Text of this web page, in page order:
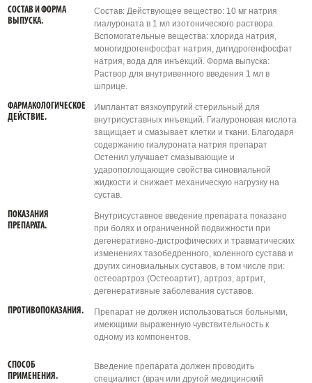
СОСТАВ И ФОРМА
ВЫПУСКА.
Состав: Действующее вещество: 10 мг натрия
гиалуроната в 1 мл изотонического раствора.
Вспомогательные вещества: хлорида натрия,
моногидрогенфосфат натрия, дигидрогенфосфат
натрия, вода для инъекций. Форма выпуска:
Раствор для внутривенного введения 1 мл в
шприце.
ФАРМАКОЛОГИЧЕСКОЕ
ДЕЙСТВИЕ.
Имплантат вязкоупругий стерильный для
внутрисуставных инъекций. Гиалуроновая кислота
защищает и смазывает клетки и ткани. Благодаря
содержанию гиалуроната натрия препарат
Остенил улучшает смазывающие и
ударопоглощающие свойства синовиальной
жидкости и снижает механическую нагрузку на
сустав.
ПОКАЗАНИЯ
ПРЕПАРАТА.
Внутрисуставное введение препарата показано
при болях и ограниченной подвижности при
дегенеративно-дистрофических и травматических
изменениях тазобедренного, коленного сустава и
других синовиальных суставов, в том числе при:
остеоартроз (Остеоартит), артроз, артрит,
дегенеративные заболевания суставов.
ПРОТИВОПОКАЗАНИЯ.
Препарат не должен использоваться больными,
имеющими выраженную чувствительность к
одному из компонентов.
СПОСОБ
ПРИМЕНЕНИЯ.
Введение препарата должен проводить
специалист (врач или другой медицинский